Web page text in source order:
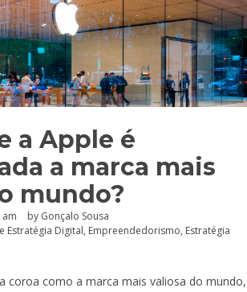
a Apple é
a marca mais
mundo?
am by Gonçalo Sousa
Estratégia Digital, Empreendedorismo, Estratégia
coroa como a marca mais valiosa do mundo,